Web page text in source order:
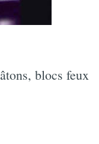
blocs feux